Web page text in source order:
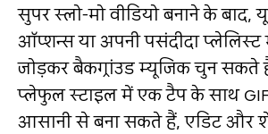
सुपर स्‍लो-मो वीडियो बनाने के
ऑप्शन्स या अपनी पसंदीदा
जोड़कर बैकग्रांउड म्‍यूजिक चुन सकते
प्‍लेफुल स्‍टाइल में एक टैप के साथ
आसानी से बना सकते हैं, एडिट और